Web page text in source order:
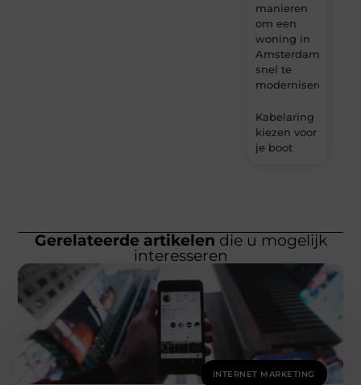
manieren
om een
woning in
Amsterdam
snel te
moderniseren
Kabelaring
kiezen voor
je boot
Gerelateerde artikelen die u mogelijk
interesseren
INTERNET MARKETING